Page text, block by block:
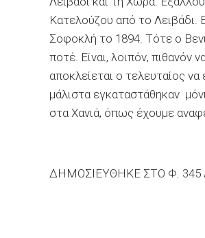
Κατελούζου από το Λειβάδι.
Σοφοκλή το 1894. Τότε ο
ποτέ. Είναι, λοιπόν, πιθανόν
αποκλείεται ο τελευταίος
μάλιστα εγκαταστάθηκαν
στα Χανιά, όπως έχουμε
ΔΗΜΟΣΙΕΥΘΗΚΕ ΣΤΟ Φ. 345